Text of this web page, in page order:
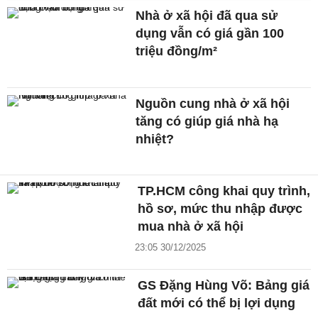
Nhà ở xã hội đã qua sử
dụng vẫn có giá gần 100
triệu đồng/m²
Nguồn cung nhà ở xã hội
tăng có giúp giá nhà hạ
nhiệt?
TP.HCM công khai quy trình,
hồ sơ, mức thu nhập được
mua nhà ở xã hội
23:05 30/12/2025
GS Đặng Hùng Võ: Bảng giá
đất mới có thể bị lợi dụng